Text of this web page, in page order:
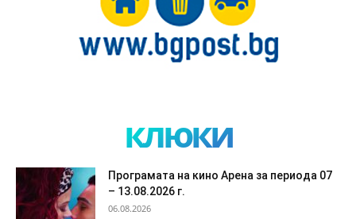
клюки
Програмата на кино Арена за периода 07
– 13.08.2026 г.
06.08.2026